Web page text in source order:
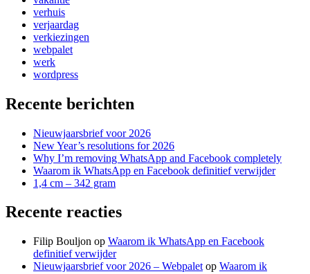
verhuis
verjaardag
verkiezingen
webpalet
werk
wordpress
Recente berichten
Nieuwjaarsbrief voor 2026
New Year’s resolutions for 2026
Why I’m removing WhatsApp and Facebook completely
Waarom ik WhatsApp en Facebook definitief verwijder
1,4 cm – 342 gram
Recente reacties
Filip Bouljon op Waarom ik WhatsApp en Facebook
definitief verwijder
Nieuwjaarsbrief voor 2026 – Webpalet op Waarom ik